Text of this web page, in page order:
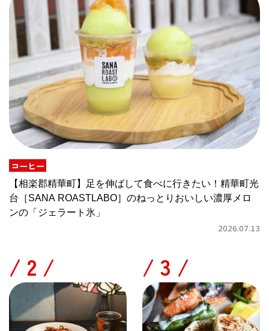
コーヒー
【相楽郡精華町】足を伸ばして食べに行きたい！精華町光
台［SANA ROASTLABO］のねっとりおいしい濃厚メロ
ンの「ジェラート氷」
2026.07.13
/ /